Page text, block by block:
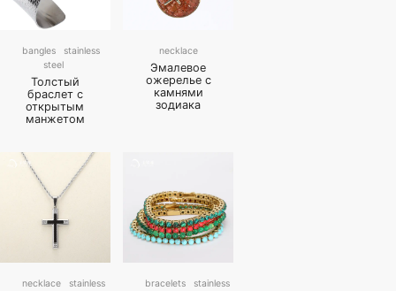
bangles
stainless
steel
Толстый
браслет с
открытым
манжетом
necklace
Эмалевое
ожерелье с
камнями
зодиака
necklace
stainless
bracelets
stainless